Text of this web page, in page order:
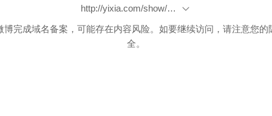
http://yixia.com/show/34x0mTFgaa5KFUxmgZszYg__.htm
博完成域名备案，可能存在内容风险。如要继续访问，请注意您的
全。